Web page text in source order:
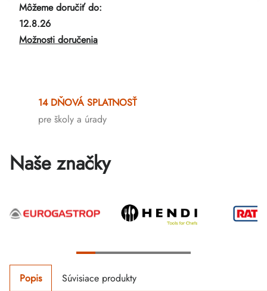
Môžeme doručiť do:
12.8.26
Možnosti doručenia
14 DŇOVÁ SPLATNOSŤ
pre školy a úrady
Naše značky
Popis Súvisiace produkty